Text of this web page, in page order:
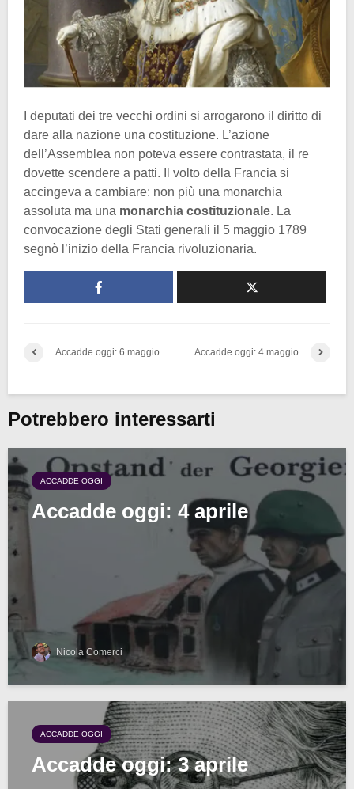
I deputati dei tre vecchi ordini si arrogarono il diritto di
dare alla nazione una costituzione. L’azione
dell’Assemblea non poteva essere contrastata, il re
dovette scendere a patti. Il volto della Francia si
accingeva a cambiare: non più una monarchia
assoluta ma una monarchia costituzionale. La
convocazione degli Stati generali il 5 maggio 1789
segnò l’inizio della Francia rivoluzionaria.
Accadde oggi: 6 maggio Accadde oggi: 4 maggio
Potrebbero interessarti
ACCADDE OGGI
Accadde oggi: 4 aprile
Nicola Comerci
ACCADDE OGGI
Accadde oggi: 3 aprile